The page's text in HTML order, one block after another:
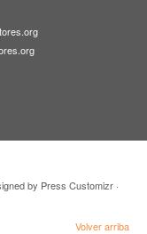
by Press Customizr·
Volver arriba